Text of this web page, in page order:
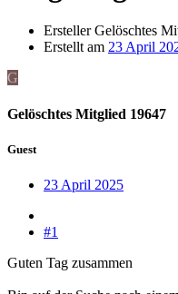
ErstellerGelöschtes
Erstellt am 23 April
G
Gelöschtes Mitglied 19647
Guest
23 April 2025
#1
Guten Tag zusammen